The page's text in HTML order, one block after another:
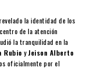
la identidad de los
de la atención
la tranquilidad en la
RubioyJeison Alberto
oficialmente por el